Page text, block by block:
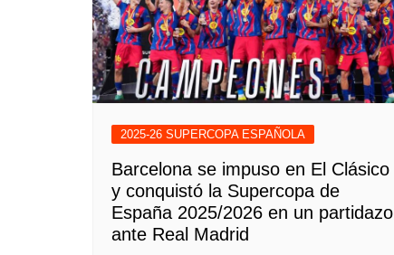
2025-26 SUPERCOPA ESPAÑOLA
Barcelona se impuso en El Clásico
y conquistó la Supercopa de
España 2025/2026 en un partidazo
ante Real Madrid